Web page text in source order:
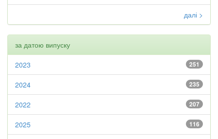
далі >
за датою випуску
251
2023
235
2024
207
2022
116
2025